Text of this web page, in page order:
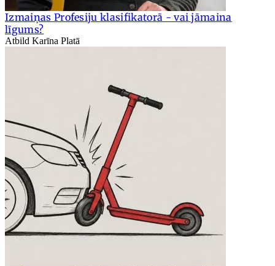
Izmaiņas Profesiju klasifikatorā - vai jāmaina
līgums?
Atbild Karīna Platā